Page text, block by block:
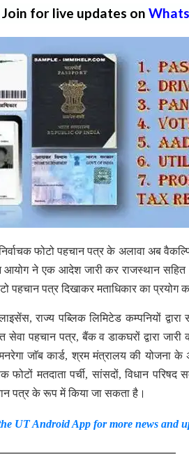
Join for live updates on
निर्वाचक फोटो पहचान पत्र के अलावा अब
ने एक आदेश जारी कर राजस्थान सहित
पहचान पत्र दिखाकर मताधिकार का प्रयोग
लाइसेंस, राज्य पब्लिक लिमिटेड कम्पनियों
सेवा पहचान पत्र, बैंक व डाकघरों द्वारा
जाॅब कार्ड, श्रम मंत्रालय की योजना के
फोटों मतदाता पर्ची, सांसदों, विधान
पत्र के रूप में किया जा सकता है।
UT Android Appfor more news and